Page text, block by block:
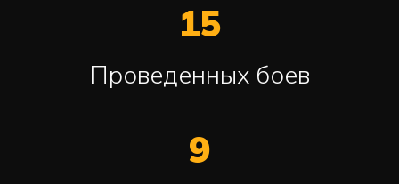
15
Проведенных боев
9